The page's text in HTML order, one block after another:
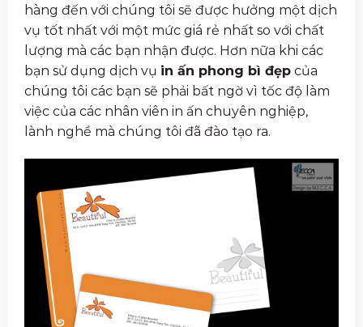
hàng đến với chúng tôi sẽ được hưởng một dịch
vụ tốt nhất với một mức giá rẻ nhất so với chất
lượng mà các bạn nhận được. Hơn nữa khi các
bạn sử dụng dịch vụ in ấn phong bì đẹp của
chúng tôi các bạn sẽ phải bất ngờ vì tốc độ làm
việc của các nhân viên in ấn chuyên nghiệp,
lành nghề mà chúng tôi đã đào tạo ra.